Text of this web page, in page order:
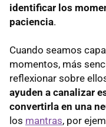
identificar los
paciencia.
Cuando seamos
momentos, más
reflexionar sobre
ayuden a canalizar
convertirla en una
los mantras, por